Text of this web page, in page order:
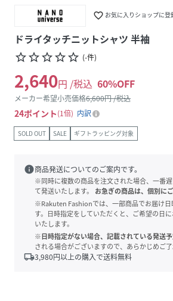
favorite_border お気に入りショップに登
ドライタッチニットシャツ 半袖
star_borderstar_borderstar_borderstar_borderstar_border (-件)
2,640円 /税込 60%OFF
メーカー希望小売価格6,600円 /税込
24ポイント 1倍 内訳
SOLD OUT SALE ギフトラッピング対象
info商品発送についてのご案内です。
※同時に複数の商品を注文された場合、一番
て発送いたします。
お急ぎの商品は、個別に
※Rakuten Fashionでは、一部商品でお届け日
す。日時指定をしていただくと、ご希望の日
いたします。
※日時指定がない場合、記載されている発送
される場合がございますので、あらかじめご了
local_shipping3,980円以上の購入で送料無料